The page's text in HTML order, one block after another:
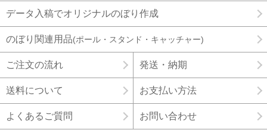
データ入稿でオリジナルのぼり作成
のぼり関連用品(ポール・スタンド・キャッチャー)
ご注文の流れ 発送・納期
送料について お支払い方法
よくあるご質問 お問い合わせ